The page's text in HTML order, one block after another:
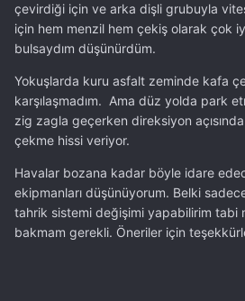
çevirdiği için ve arka dişli grubuyla vites
için hem menzil hem çekiş olarak çok
bulsaydım düşünürdüm.
Yokuşlarda kuru asfalt zeminde kafa
karşılaşmadım. Ama düz yolda park
zig zagla geçerken direksiyon
çekme hissi veriyor.
Havalar bozana kadar böyle idare
ekipmanları düşünüyorum. Belki
tahrik sistemi değişimi yapabilirim tabi
bakmam gerekli. Öneriler için